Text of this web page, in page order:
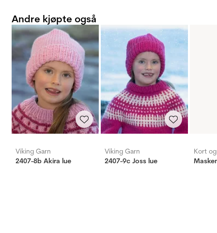
Andre kjøpte også
Viking Garn
2407-8b Akira lue
Viking Garn
2407-9c Joss lue
Kort